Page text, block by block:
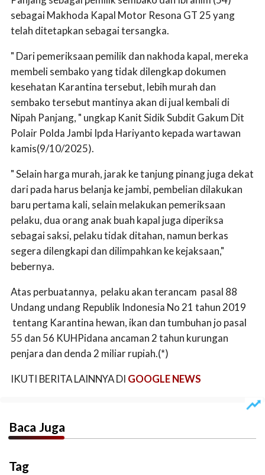
sebagai Makhoda Kapal Motor Resona GT 25 yang
telah ditetapkan sebagai tersangka.
" Dari pemeriksaan pemilik dan nakhoda kapal, mereka
membeli sembako yang tidak dilengkap dokumen
kesehatan Karantina tersebut, lebih murah dan
sembako tersebut mantinya akan di jual kembali di
Nipah Panjang, " ungkap Kanit Sidik Subdit Gakum Dit
Polair Polda Jambi Ipda Hariyanto kepada wartawan
kamis(9/10/2025).
" Selain harga murah, jarak ke tanjung pinang juga dekat
dari pada harus belanja ke jambi, pembelian dilakukan
baru pertama kali, selain melakukan pemeriksaan
pelaku, dua orang anak buah kapal juga diperiksa
sebagai saksi, pelaku tidak ditahan, namun berkas
segera dilengkapi dan dilimpahkan ke kejaksaan,"
bebernya.
Atas perbuatannya, pelaku akan terancam pasal 88
Undang undang Republik Indonesia No 21 tahun 2019
tentang Karantina hewan, ikan dan tumbuhan jo pasal
55 dan 56 KUHPidana ancaman 2 tahun kurungan
penjara dan denda 2 miliar rupiah.(*)
IKUTI BERITA LAINNYA DI GOOGLE NEWS
Baca Juga
Tag